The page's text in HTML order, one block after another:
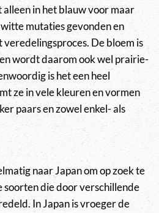
in het blauw voor maar
mutaties gevonden en
De bloem is
wordt daarom ook wel prairie-
is het een heel
ze in vele kleuren en vormen
paars en zowel enkel- als
naar Japan om op zoek te
soorten die door verschillende
In Japan is vroeger de